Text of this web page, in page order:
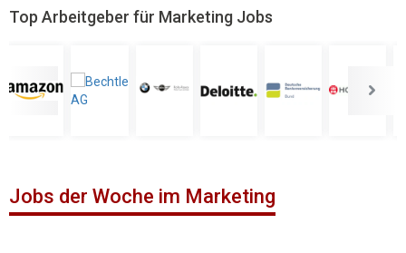
Top Arbeitgeber für Marketing Jobs
Jobs der Woche im Marketing